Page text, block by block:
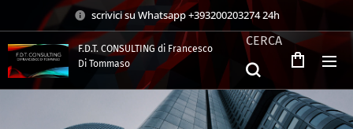
scrivici su Whatsapp +393200203274 24h
F.D.T. CONSULTING di Francesco
Di Tommaso
CERCA